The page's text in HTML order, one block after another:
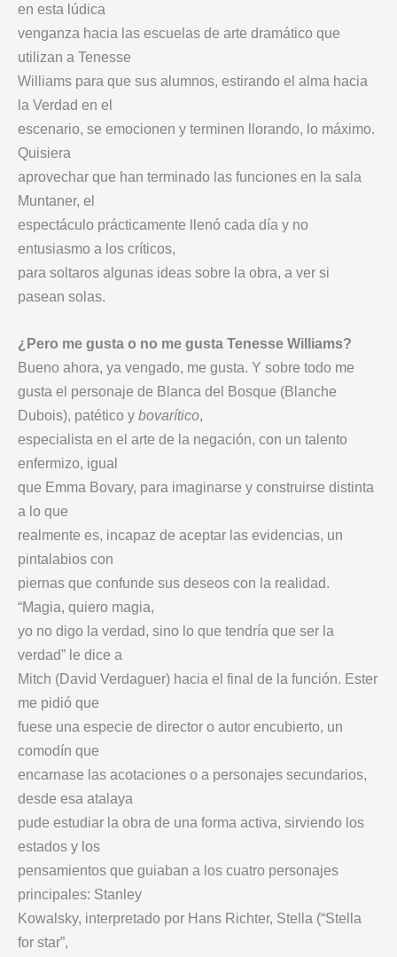
en esta lúdica
venganza hacia las escuelas de arte dramático que
utilizan a Tenesse
Williams para que sus alumnos, estirando el alma hacia
la Verdad en el
escenario, se emocionen y terminen llorando, lo máximo.
Quisiera
aprovechar que han terminado las funciones en la sala
Muntaner, el
espectáculo prácticamente llenó cada día y no
entusiasmo a los críticos,
para soltaros algunas ideas sobre la obra, a ver si
pasean solas.
¿Pero me gusta o no me gusta Tenesse Williams?
Bueno ahora, ya vengado, me gusta. Y sobre todo me
gusta el personaje de Blanca del Bosque (Blanche
Dubois), patético y bovarítico,
especialista en el arte de la negación, con un talento
enfermizo, igual
que Emma Bovary, para imaginarse y construirse distinta
a lo que
realmente es, incapaz de aceptar las evidencias, un
pintalabios con
piernas que confunde sus deseos con la realidad.
“Magia, quiero magia,
yo no digo la verdad, sino lo que tendría que ser la
verdad” le dice a
Mitch (David Verdaguer) hacia el final de la función. Ester
me pidió que
fuese una especie de director o autor encubierto, un
comodín que
encarnase las acotaciones o a personajes secundarios,
desde esa atalaya
pude estudiar la obra de una forma activa, sirviendo los
estados y los
pensamientos que guiaban a los cuatro personajes
principales: Stanley
Kowalsky, interpretado por Hans Richter, Stella (“Stella
for star”,